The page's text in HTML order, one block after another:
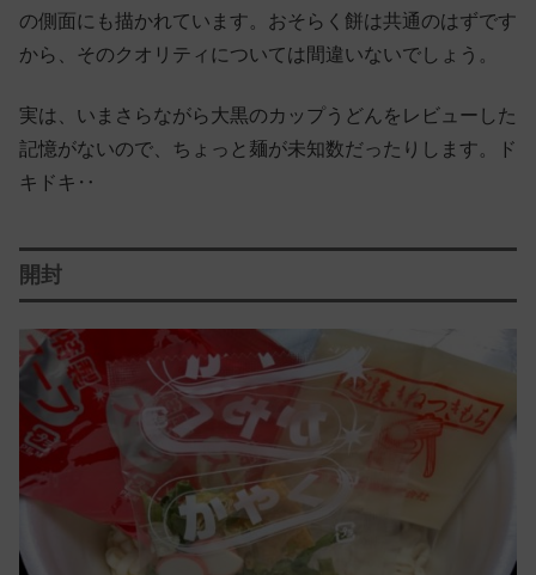
の側面にも描かれています。おそらく餅は共通のはずです
から、そのクオリティについては間違いないでしょう。
実は、いまさらながら大黒のカップうどんをレビューした
記憶がないので、ちょっと麺が未知数だったりします。ド
キドキ‥
開封